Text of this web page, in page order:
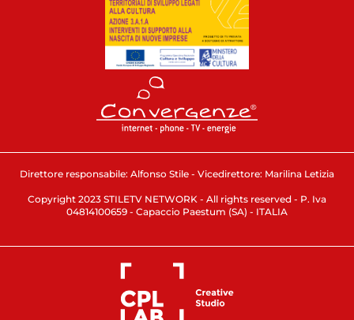
Direttore responsabile: Alfonso Stile - Vicedirettore: Marilina Letizia
Copyright 2023 STILETV NETWORK - All rights reserved - P. Iva
04814100659 - Capaccio Paestum (SA) - ITALIA